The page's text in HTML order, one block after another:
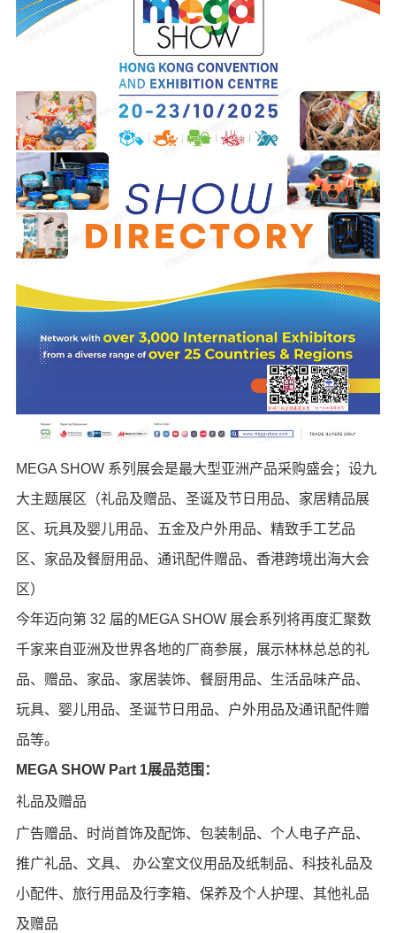
MEGA SHOW 系列展会是最大型亚洲产品采购盛会；设九
大主题展区（礼品及赠品、圣诞及节日用品、家居精品展
区、玩具及婴儿用品、五金及户外用品、精致手工艺品
区、家品及餐厨用品、通讯配件赠品、香港跨境出海大会
区）
今年迈向第 32 届的MEGA SHOW 展会系列将再度汇聚数
千家来自亚洲及世界各地的厂商参展，展示林林总总的礼
品、赠品、家品、家居装饰、餐厨用品、生活品味产品、
玩具、婴儿用品、圣诞节日用品、户外用品及通讯配件赠
品等。
MEGA SHOW Part 1展品范围：
礼品及赠品
广告赠品、时尚首饰及配饰、包装制品、个人电子产品、
推广礼品、文具、 办公室文仪用品及纸制品、科技礼品及
小配件、旅行用品及行李箱、保养及个人护理、其他礼品
及赠品